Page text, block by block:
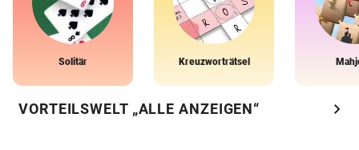
Solitär Kreuzworträtsel
VORTEILSWELT „ALLE ANZEIGEN“ chevron_right